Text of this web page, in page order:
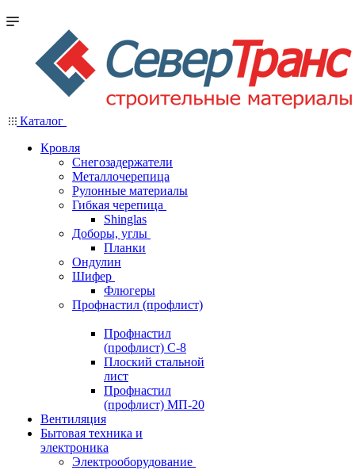
Каталог
Кровля
Снегозадержатели
Металлочерепица
Рулонные материалы
Гибкая черепица
Shinglas
Доборы, углы
Планки
Ондулин
Шифер
Флюгеры
Профнастил (профлист)
Профнастил
(профлист) С-8
Плоский стальной
лист
Профнастил
(профлист) МП-20
Вентиляция
Бытовая техника и
электроника
Электрооборудование